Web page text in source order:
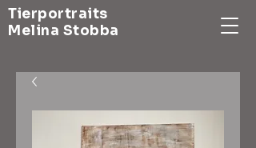
Tierportraits
Melina Stobba